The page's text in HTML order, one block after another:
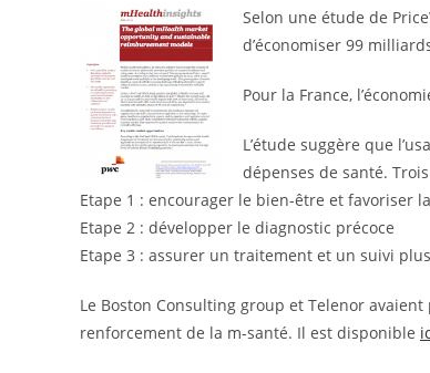
Selon une étude de
d’économiser 99
Pour la France,
L’étude suggère que
dépenses de santé.
Etape 1 : encourager le bien-être et favoriser
Etape 2 : développer le diagnostic précoce
Etape 3 : assurer un traitement et un suivi
Le Boston Consulting group et Telenor
renforcement de la m-santé. Il est disponible